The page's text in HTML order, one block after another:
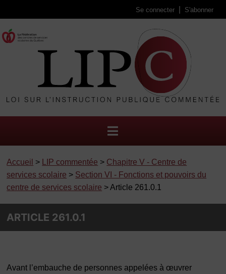
Se connecter S'abonner
Accueil > LIP commentée > Chapitre V - Centre de
services scolaire > Section VI - Fonctions et pouvoirs du
centre de services scolaire > Article 261.0.1
ARTICLE 261.0.1
Avant l’embauche de personnes appelées à œuvrer